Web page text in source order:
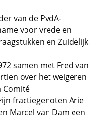
van de PvdA-
voor vrede en
en Zuidelijk
samen met Fred van
over het weigeren
Comité
fractiegenoten Arie
Marcel van Dam een